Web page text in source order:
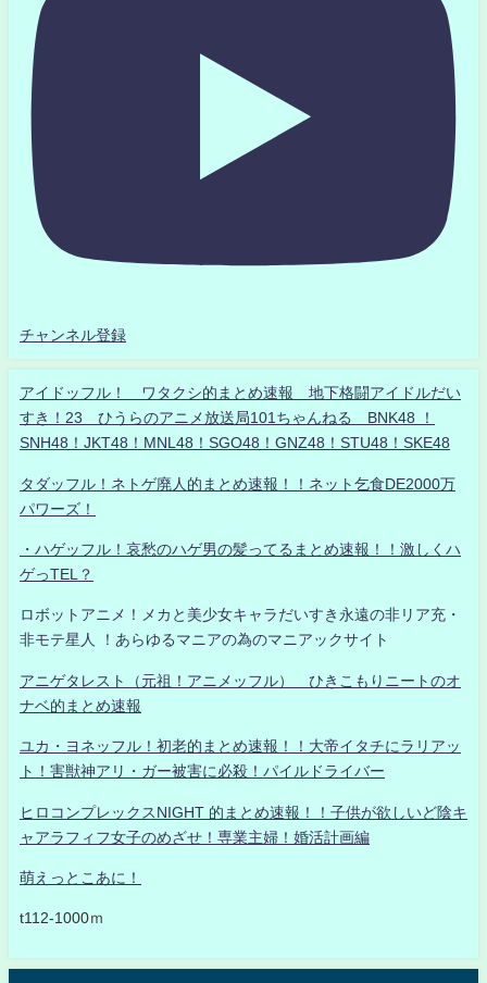
チャンネル登録
アイドッフル！ ワタクシ的まとめ速報 地下格闘アイドルだい
すき！23 ひうらのアニメ放送局101ちゃんねる BNK48 ！
SNH48！JKT48！MNL48！SGO48！GNZ48！STU48！SKE48
タダッフル！ネトゲ廃人的まとめ速報！！ネット乞食DE2000万
パワーズ！
・ハゲッフル！哀愁のハゲ男の髪ってるまとめ速報！！激しくハ
ゲっTEL？
ロボットアニメ！メカと美少女キャラだいすき永遠の非リア充・
非モテ星人 ！あらゆるマニアの為のマニアックサイト
アニゲタレスト（元祖！アニメッフル） ひきこもりニートのオ
ナベ的まとめ速報
ユカ・ヨネッフル！初老的まとめ速報！！大帝イタチにラリアッ
ト！害獣神アリ・ガー被害に必殺！パイルドライバー
ヒロコンプレックスNIGHT 的まとめ速報！！子供が欲しいど陰キ
ャアラフィフ女子のめざせ！専業主婦！婚活計画編
萌えっとこあに！
t112-1000ｍ